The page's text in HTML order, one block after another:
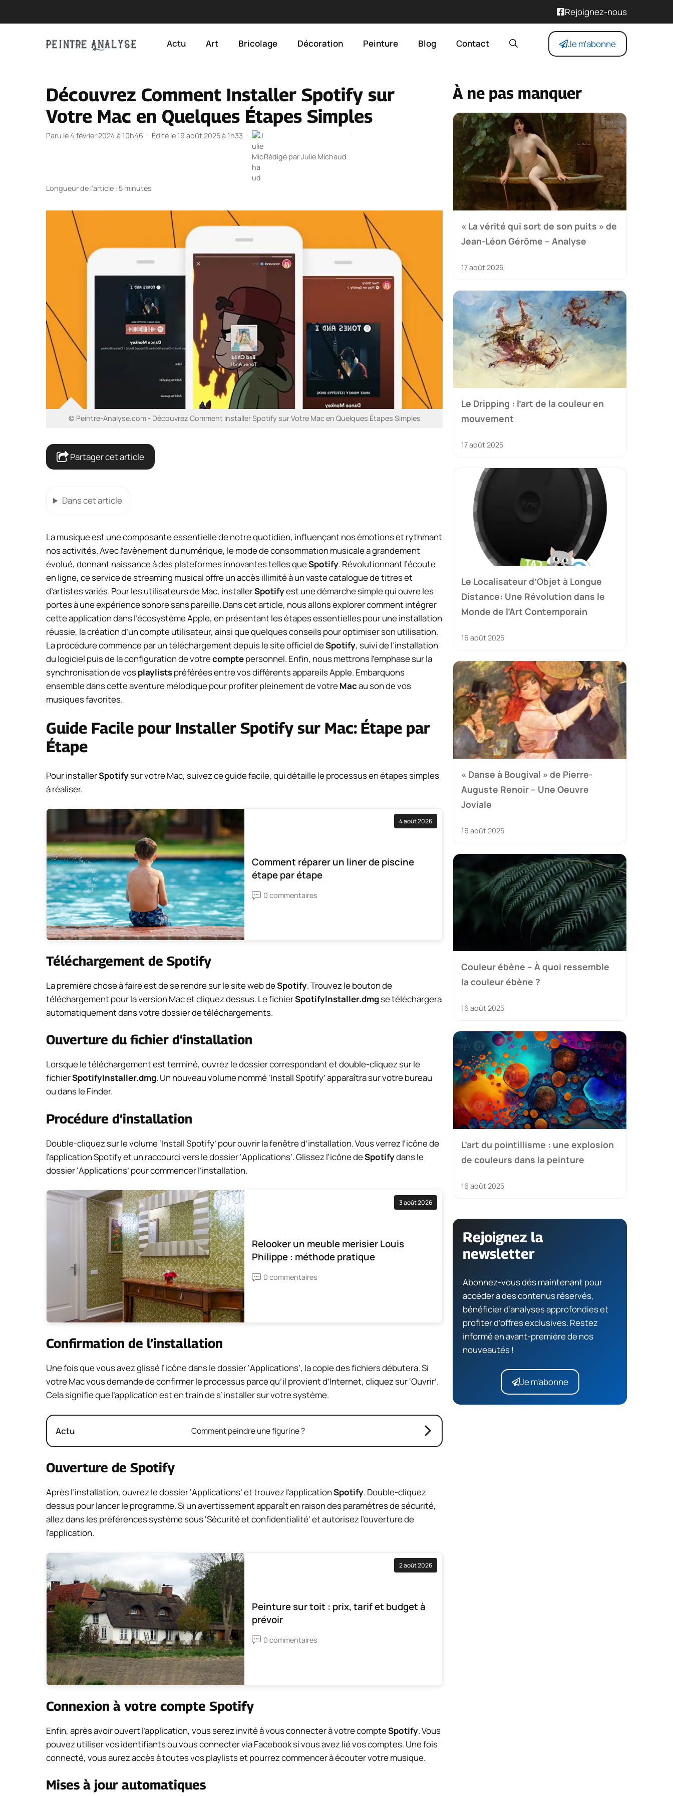
Rejoignez-nous
Actu Art Bricolage Décoration Peinture Blog Contact Je m'abonne
Découvrez Comment Installer Spotify sur
Votre Mac en Quelques Étapes Simples
Paru le 4 février 2024 à 10h46 · Édité le 19 août 2025 à 1h33 ·
Rédigé parJulie Michaud
·
Longueur de l’article : 5 minutes
© Peintre-Analyse.com - Découvrez Comment Installer Spotify sur Votre Mac en Quelques Étapes Simples
Partager cet article
Dans cet article
La musique est une composante essentielle de notre quotidien, influençant nos émotions et rythmant
nos activités. Avec l’avènement du numérique, le mode de consommation musicale a grandement
évolué, donnant naissance à des plateformes innovantes telles queSpotify. Révolutionnant l’écoute
en ligne, ce service de streaming musical offre un accès illimité à un vaste catalogue de titres et
d’artistes variés. Pour les utilisateurs de Mac, installerSpotifyest une démarche simple qui ouvre les
portes à une expérience sonore sans pareille. Dans cet article, nous allons explorer comment intégrer
cette application dans l’écosystème Apple, en présentant les étapes essentielles pour une installation
réussie, la création d’un compte utilisateur, ainsi que quelques conseils pour optimiser son utilisation.
La procédure commence par un téléchargement depuis le site officiel deSpotify, suivi de l’installation
du logiciel puis de la configuration de votrecomptepersonnel. Enfin, nous mettrons l’emphase sur la
synchronisation de vosplaylistspréférées entre vos différents appareils Apple. Embarquons
ensemble dans cette aventure mélodique pour profiter pleinement de votreMacau son de vos
musiques favorites.
Guide Facile pour Installer Spotify sur Mac: Étape par
Étape
Pour installerSpotifysur votre Mac, suivez ce guide facile, qui détaille le processus en étapes simples
à réaliser.
4 août 2026
Comment réparer un liner de piscine
étape par étape
0 commentaires
Téléchargement de Spotify
La première chose à faire est de se rendre sur le site web deSpotify. Trouvez le bouton de
téléchargement pour la version Mac et cliquez dessus. Le fichierSpotifyInstaller.dmgse téléchargera
automatiquement dans votre dossier de téléchargements.
Ouverture du fichier d’installation
Lorsque le téléchargement est terminé, ouvrez le dossier correspondant et double-cliquez sur le
fichierSpotifyInstaller.dmg. Un nouveau volume nommé ‘Install Spotify’ apparaîtra sur votre bureau
ou dans le Finder.
Procédure d’installation
Double-cliquez sur le volume ‘Install Spotify’ pour ouvrir la fenêtre d’installation. Vous verrez l’icône de
l’application Spotify et un raccourci vers le dossier ‘Applications’. Glissez l’icône deSpotifydans le
dossier ‘Applications’ pour commencer l’installation.
3 août 2026
Relooker un meuble merisier Louis
Philippe : méthode pratique
0 commentaires
Confirmation de l’installation
Une fois que vous avez glissé l’icône dans le dossier ‘Applications’, la copie des fichiers débutera. Si
votre Mac vous demande de confirmer le processus parce qu’il provient d’Internet, cliquez sur ‘Ouvrir’.
Cela signifie que l’application est en train de s’installer sur votre système.
Actu Comment peindre une figurine ?
Ouverture de Spotify
Après l’installation, ouvrez le dossier ‘Applications’ et trouvez l’applicationSpotify. Double-cliquez
dessus pour lancer le programme. Si un avertissement apparaît en raison des paramètres de sécurité,
allez dans les préférences système sous ‘Sécurité et confidentialité’ et autorisez l’ouverture de
l’application.
2 août 2026
Peinture sur toit : prix, tarif et budget à
prévoir
0 commentaires
Connexion à votre compte Spotify
Enfin, après avoir ouvert l’application, vous serez invité à vous connecter à votre compteSpotify. Vous
pouvez utiliser vos identifiants ou vous connecter via Facebook si vous avez lié vos comptes. Une fois
connecté, vous aurez accès à toutes vos playlists et pourrez commencer à écouter votre musique.
Mises à jour automatiques
À ne pas manquer
« La vérité qui sort de son puits » de
Jean-Léon Gérôme – Analyse
17 août 2025
Le Dripping : l’art de la couleur en
mouvement
17 août 2025
Le Localisateur d’Objet à Longue
Distance: Une Révolution dans le
Monde de l’Art Contemporain
16 août 2025
« Danse à Bougival » de Pierre-
Auguste Renoir – Une Oeuvre
Joviale
16 août 2025
Couleur ébène – À quoi ressemble
la couleur ébène ?
16 août 2025
L’art du pointillisme : une explosion
de couleurs dans la peinture
16 août 2025
Rejoignez la
newsletter
Abonnez-vous dès maintenant pour
accéder à des contenus réservés,
bénéficier d’analyses approfondies et
profiter d’offres exclusives. Restez
informé en avant-première de nos
nouveautés !
Je m'abonne